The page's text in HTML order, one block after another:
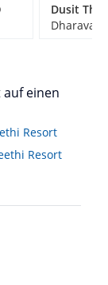
auf einen
Resort
Resort